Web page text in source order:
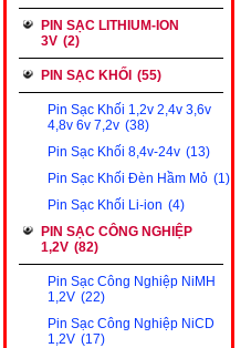
PIN SẠC LITHIUM-ION
3V (2)
PIN SẠC KHỐI (55)
Pin Sạc Khối 1,2v 2,4v 3,6v
4,8v 6v 7,2v (38)
Pin Sạc Khối 8,4v-24v (13)
Pin Sạc Khối Đèn Hầm Mỏ (1)
Pin Sạc Khối Li-ion (4)
PIN SẠC CÔNG NGHIỆP
1,2V (82)
Pin Sạc Công Nghiệp NiMH
1,2V (22)
Pin Sạc Công Nghiệp NiCD
1,2V (17)